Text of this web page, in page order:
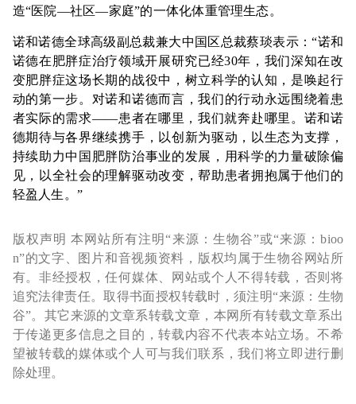
造“医院—社区—家庭”的一体化体重管理生态。
诺和诺德全球高级副总裁兼大中国区总裁蔡琰表示：“诺和
诺德在肥胖症治疗领域开展研究已经30年，我们深知在改
变肥胖症这场长期的战役中，树立科学的认知，是唤起行
动的第一步。对诺和诺德而言，我们的行动永远围绕着患
者实际的需求——患者在哪里，我们就奔赴哪里。诺和诺
德期待与各界继续携手，以创新为驱动，以生态为支撑，
持续助力中国肥胖防治事业的发展，用科学的力量破除偏
见，以全社会的理解驱动改变，帮助患者拥抱属于他们的
轻盈人生。”
版权声明 本网站所有注明“来源：生物谷”或“来源：bioo
n”的文字、图片和音视频资料，版权均属于生物谷网站所
有。非经授权，任何媒体、网站或个人不得转载，否则将
追究法律责任。取得书面授权转载时，须注明“来源：生物
谷”。其它来源的文章系转载文章，本网所有转载文章系出
于传递更多信息之目的，转载内容不代表本站立场。不希
望被转载的媒体或个人可与我们联系，我们将立即进行删
除处理。